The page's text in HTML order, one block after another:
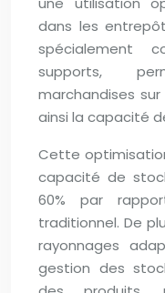
dans les
spécialement
supports,
marchandises
ainsi la capacité
Cette
capacité de
60% par
traditionnel. De
rayonnages
gestion des